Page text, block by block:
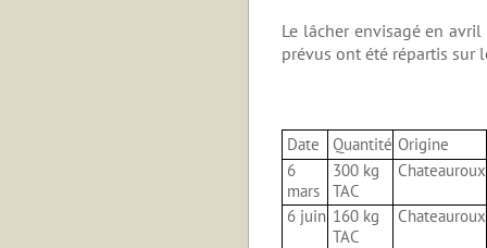
Le lâcher envisagé en
prévus ont été répartis sur
Date Quantité Origine
6
mars
300 kg
TAC
Chateauroux
6 juin 160 kg
TAC
Chateauroux